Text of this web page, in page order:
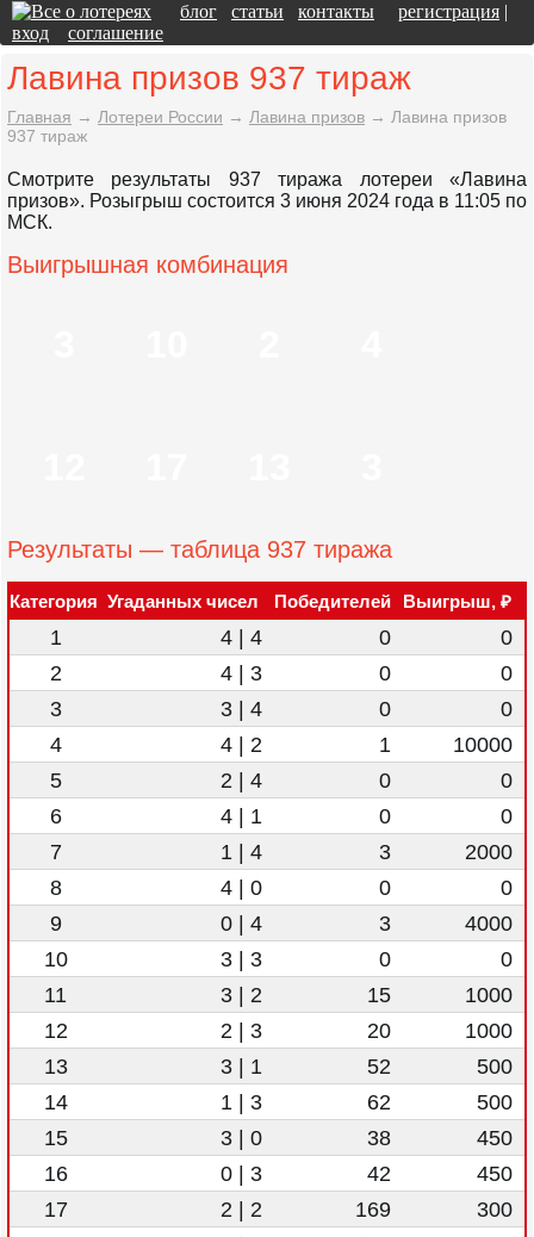
блог статьи контакты регистрация |
вход
соглашение
Лавина призов 937 тираж
Главная → Лотереи России → Лавина призов → Лавина призов
937 тираж
Смотрите результаты 937 тиража лотереи «Лавина
призов». Розыгрыш состоится 3 июня 2024 года в 11:05 по
МСК.
Выигрышная комбинация
Результаты — таблица 937 тиража
Категория Угаданных чисел Победителей Выигрыш, ₽
1 4 | 4 0
0
2
4 | 3 0
0
3
3 | 4 0
0
4
4 | 2 1
10000
5
2 | 4 0
0
6
4 | 1 0
0
7
1 | 4 3
2000
8
4 | 0 0
0
9
0 | 4 3
4000
10
3 | 3 0
0
11
3 | 2 15
1000
12
2 | 3 20
1000
13
3 | 1 52
500
14
1 | 3 62
500
15
3 | 0 38
450
16
0 | 3 42
450
17
2 | 2 169
300